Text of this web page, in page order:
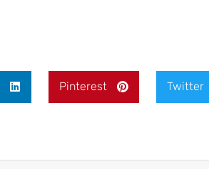
Twitter
Pinterest